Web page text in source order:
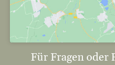
Für Fragen oder